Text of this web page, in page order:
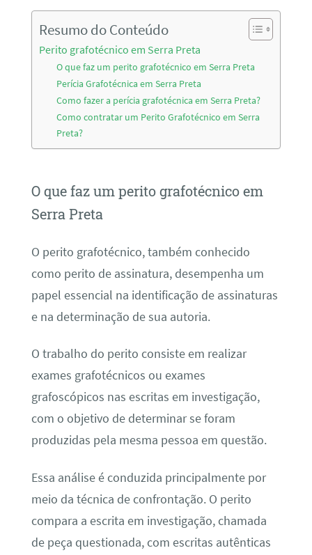
Resumo do Conteúdo
Perito grafotécnico em Serra Preta
O que faz um perito grafotécnico em Serra Preta
Perícia Grafotécnica em Serra Preta
Como fazer a perícia grafotécnica em Serra Preta?
Como contratar um Perito Grafotécnico em Serra
Preta?
O que faz um perito grafotécnico em
Serra Preta
O perito grafotécnico, também conhecido
como perito de assinatura, desempenha um
papel essencial na identificação de assinaturas
e na determinação de sua autoria.
O trabalho do perito consiste em realizar
exames grafotécnicos ou exames
grafoscópicos nas escritas em investigação,
com o objetivo de determinar se foram
produzidas pela mesma pessoa em questão.
Essa análise é conduzida principalmente por
meio da técnica de confrontação. O perito
compara a escrita em investigação, chamada
de peça questionada, com escritas autênticas